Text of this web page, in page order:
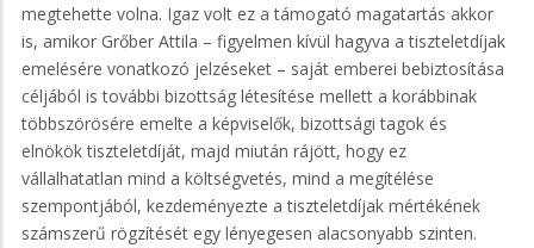
megtehette volna. Igaz volt ez a támogató magatartás akkor
is, amikor Grőber Attila – figyelmen kívül hagyva a tiszteletdíjak
emelésére vonatkozó jelzéseket – saját emberei bebiztosítása
céljából is további bizottság létesítése mellett a korábbinak
többszörösére emelte a képviselők, bizottsági tagok és
elnökök tiszteletdíját, majd miután rájött, hogy ez
vállalhatatlan mind a költségvetés, mind a megítélése
szempontjából, kezdeményezte a tiszteletdíjak mértékének
számszerű rögzítését egy lényegesen alacsonyabb szinten.